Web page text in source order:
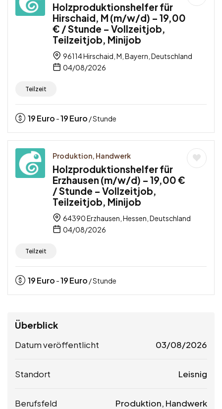
Holzproduktionshelfer für
Hirschaid, M (m/w/d) – 19,00
€ / Stunde – Vollzeitjob,
Teilzeitjob, Minijob
96114 Hirschaid, M, Bayern, Deutschland
04/08/2026
Teilzeit
19Euro -19Euro / Stunde
Produktion, Handwerk
Holzproduktionshelfer für
Erzhausen (m/w/d) – 19,00 €
/ Stunde – Vollzeitjob,
Teilzeitjob, Minijob
64390 Erzhausen, Hessen, Deutschland
04/08/2026
Teilzeit
19Euro -19Euro / Stunde
Überblick
Datum veröffentlicht 03/08/2026
Standort Leisnig
Berufsfeld Produktion, Handwerk